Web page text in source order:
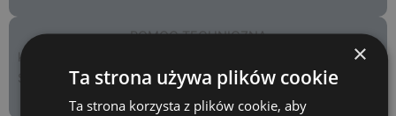
POMOC TECHNICZNA
konsultacje z Trenerem po szkoleniu (dodatkowa usługa –
SUPPORT)
×
Ta strona używa plików cookie
Ta strona korzysta z plików cookie, aby